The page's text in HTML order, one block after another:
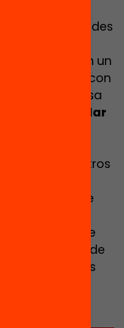
formativos y
las necesidades
centros de
Cataluña son un
codo a codo con
con la empresa
diseño curricular
ya con la
que los centros
son
empresas que
aprendices
y que
formaciones de
nuevos nichos
por hoy,